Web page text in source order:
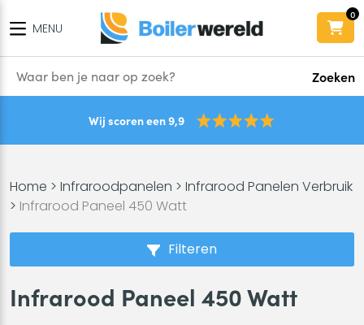
MENU
0
Zoeken
Wij scoren een 9,9
Home > Infraroodpanelen > Infrarood Panelen Verbruik
> Infrarood Paneel 450 Watt
Filteren
Infrarood Paneel 450 Watt